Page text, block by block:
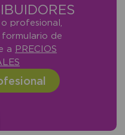
profesional,
de
a PRECIOS